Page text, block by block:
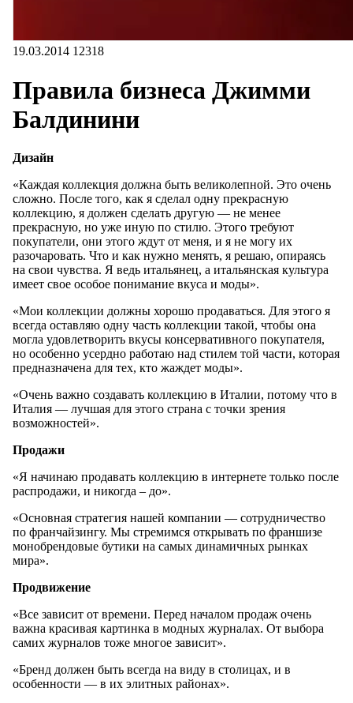
19.03.2014 12318
Правила бизнеса Джимми
Балдинини
Дизайн
«Каждая коллекция должна быть великолепной. Это очень
сложно. После того, как я сделал одну прекрасную
коллекцию, я должен сделать другую — не менее
прекрасную, но уже иную по стилю. Этого требуют
покупатели, они этого ждут от меня, и я не могу их
разочаровать. Что и как нужно менять, я решаю, опираясь
на свои чувства. Я ведь итальянец, а итальянская культура
имеет свое особое понимание вкуса и моды».
«Мои коллекции должны хорошо продаваться. Для этого я
всегда оставляю одну часть коллекции такой, чтобы она
могла удовлетворить вкусы консервативного покупателя,
но особенно усердно работаю над стилем той части, которая
предназначена для тех, кто жаждет моды».
«Очень важно создавать коллекцию в Италии, потому что в
Италия — лучшая для этого страна с точки зрения
возможностей».
Продажи
«Я начинаю продавать коллекцию в интернете только после
распродажи, и никогда – до».
«Основная стратегия нашей компании — сотрудничество
по франчайзингу. Мы стремимся открывать по франшизе
монобрендовые бутики на самых динамичных рынках
мира».
Продвижение
«Все зависит от времени. Перед началом продаж очень
важна красивая картинка в модных журналах. От выбора
самих журналов тоже многое зависит».
«Бренд должен быть всегда на виду в столицах, и в
особенности — в их элитных районах».